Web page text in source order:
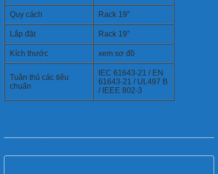
Quy cách Rack 19″
Lắp đặt Rack 19″
Kích thước xem sơ đồ
Tuân thủ các tiêu
chuẩn
IEC 61643-21 / EN
61643-21 / UL497 B
/ IEEE 802-3